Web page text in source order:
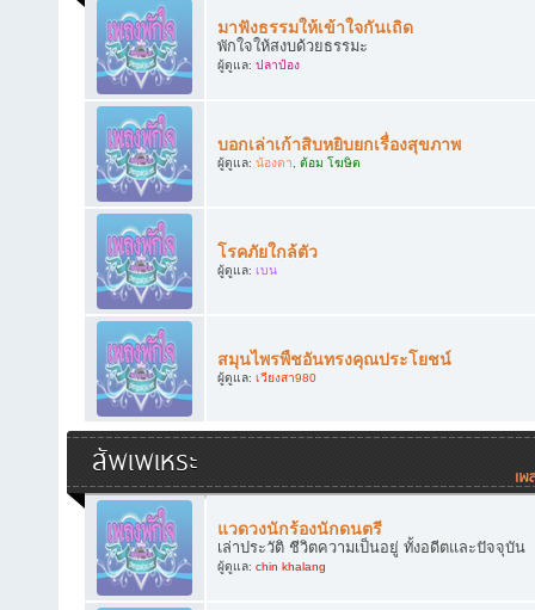
มาฟังธรรมให้เข้าใจกันเถิด
พักใจให้สงบด้วยธรรมะ
ผู้ดูแล: ปลาป๋อง
บอกเล่าเก้าสิบหยิบยกเรื่องสุขภาพ
ผู้ดูแล: น้องดา, ต้อม โฆษิต
โรคภัยใกล้ตัว
ผู้ดูแล: เบน
สมุนไพรพืชอันทรงคุณประโยชน์
ผู้ดูแล: เวียงสา980
สัพเพเหระ
แวดวงนักร้องนักดนตรี
เล่าประวัติ ชีวิตความเป็นอยู่ ทั้งอดีตและปัจจุบัน
ผู้ดูแล: chin khalang